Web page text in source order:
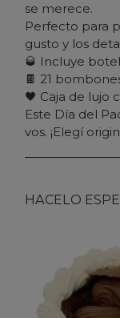
se merece.
Perfecto para
gusto y los
🥃 Incluye
🍫 21
🖤 Caja de lujo
Este Día del
vos. ¡Elegí
HACELO